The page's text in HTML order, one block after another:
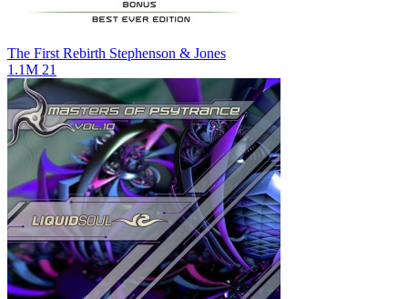
The First Rebirth Stephenson & Jones
1.1M 21